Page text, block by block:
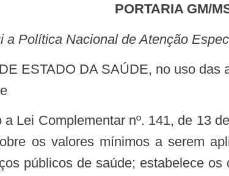
PORTARIA GM/
a Política Nacional de Atenção
os valores mínimos a serem
públicos de saúde; estabelece